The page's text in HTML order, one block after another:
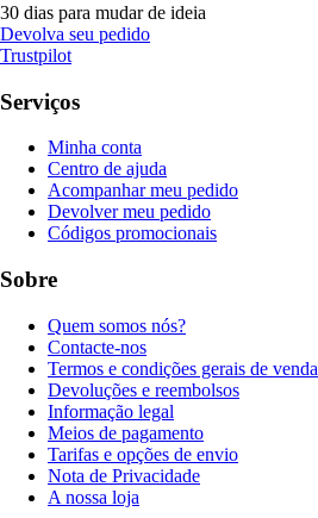
30 dias para mudar de ideia
Devolva seu pedido
Trustpilot
Serviços
Minha conta
Centro de ajuda
Acompanhar meu pedido
Devolver meu pedido
Códigos promocionais
Sobre
Quem somos nós?
Contacte-nos
Termos e condições gerais de venda
Devoluções e reembolsos
Informação legal
Meios de pagamento
Tarifas e opções de envio
Nota de Privacidade
A nossa loja